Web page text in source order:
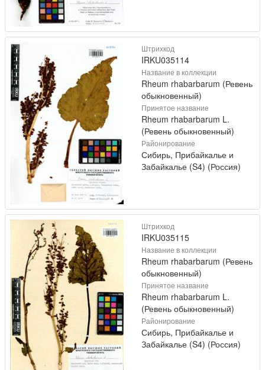
Штрихкод
IRKU035114
Название в коллекции
Rheum rhabarbarum (Ревень
обыкновенный)
Принятое название
Rheum rhabarbarum L.
(Ревень обыкновенный)
Районирование
Сибирь, Прибайкалье и
Забайкалье (S4) (Россия)
Штрихкод
IRKU035115
Название в коллекции
Rheum rhabarbarum (Ревень
обыкновенный)
Принятое название
Rheum rhabarbarum L.
(Ревень обыкновенный)
Районирование
Сибирь, Прибайкалье и
Забайкалье (S4) (Россия)